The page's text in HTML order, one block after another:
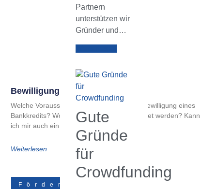
Partnern
unterstützen wir
Gründer und…
Gute
Gründe
für
Crowdfunding
Bewilligung Eines Bankkredits
Welche Voraussetzungen bestehen für die Bewilligung eines
Bankkredits? Wofür kann der Kredit verwendet werden? Kann
ich mir auch ein Gehalt
Weiterlesen
Förderungen